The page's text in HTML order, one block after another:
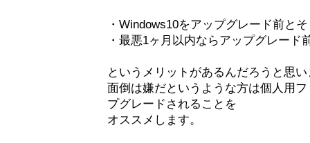
・Windows10をアップグレード前と
・最悪1ヶ月以内ならアップグレード
というメリットがあるんだろうと思
面倒は嫌だというような方は個人用
プグレードされることを
オススメします。